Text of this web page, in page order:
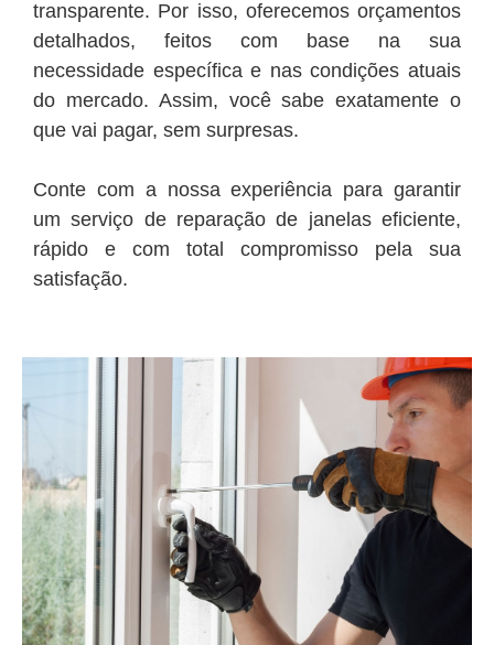
transparente. Por isso, oferecemos orçamentos
detalhados, feitos com base na sua
necessidade específica e nas condições atuais
do mercado. Assim, você sabe exatamente o
que vai pagar, sem surpresas.
Conte com a nossa experiência para garantir
um serviço de reparação de janelas eficiente,
rápido e com total compromisso pela sua
satisfação.